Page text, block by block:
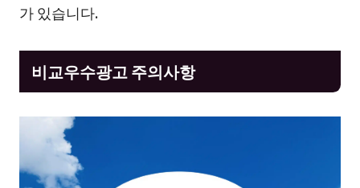
가 있습니다.
비교우수광고 주의사항